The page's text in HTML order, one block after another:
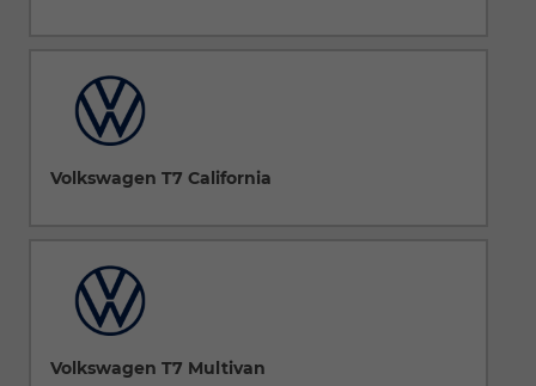
Volkswagen T7 California
Volkswagen T7 Multivan